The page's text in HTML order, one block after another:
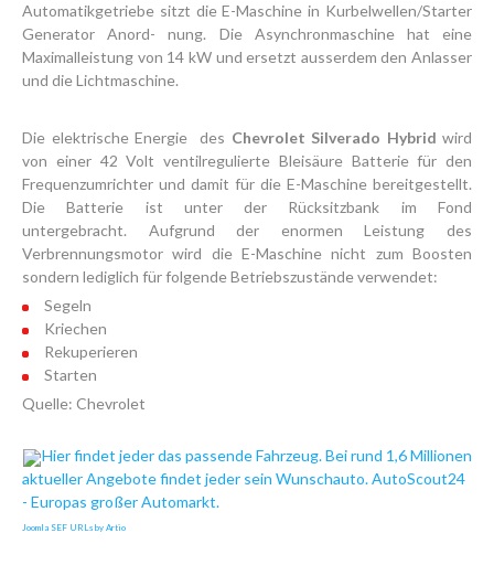
Automatikgetriebe sitzt die E-Maschine in Kurbelwellen/Starter
Generator Anord- nung. Die Asynchronmaschine hat eine
Maximalleistung von 14 kW und ersetzt ausserdem den Anlasser
und die Lichtmaschine.
Die elektrische Energie des Chevrolet Silverado Hybrid wird
von einer 42 Volt ventilregulierte Bleisäure Batterie für den
Frequenzumrichter und damit für die E-Maschine bereitgestellt.
Die Batterie ist unter der Rücksitzbank im Fond
untergebracht. Aufgrund der enormen Leistung des
Verbrennungsmotor wird die E-Maschine nicht zum Boosten
sondern lediglich für folgende Betriebszustände verwendet:
Segeln
Kriechen
Rekuperieren
Starten
Quelle: Chevrolet
Hier findet jeder das passende Fahrzeug. Bei rund 1,6 Millionen
aktueller Angebote findet jeder sein Wunschauto. AutoScout24
- Europas großer Automarkt.
Joomla SEF URLs by Artio